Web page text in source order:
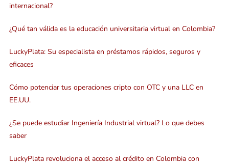
internacional?
¿Qué tan válida es la educación universitaria virtual en Colombia?
LuckyPlata: Su especialista en préstamos rápidos, seguros y
eficaces
Cómo potenciar tus operaciones cripto con OTC y una LLC en
EE.UU.
¿Se puede estudiar Ingeniería Industrial virtual? Lo que debes
saber
LuckyPlata revoluciona el acceso al crédito en Colombia con